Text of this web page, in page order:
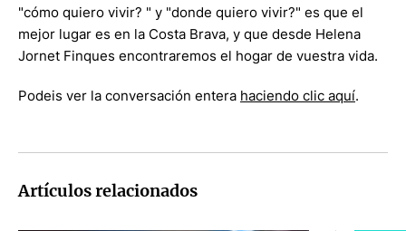
"cómo quiero vivir? " y "donde quiero vivir?" es que el
mejor lugar es en la Costa Brava, y que desde Helena
Jornet Finques encontraremos el hogar de vuestra vida.
Podeis ver la conversación entera haciendo clic aquí.
Artículos relacionados